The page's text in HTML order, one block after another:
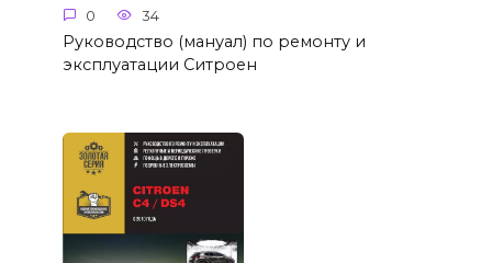
0 34
Руководство (мануал) по ремонту и
эксплуатации Ситроен